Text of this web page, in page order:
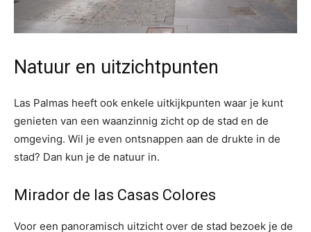
Natuur en uitzichtpunten
Las Palmas heeft ook enkele uitkijkpunten waar je kunt
genieten van een waanzinnig zicht op de stad en de
omgeving. Wil je even ontsnappen aan de drukte in de
stad? Dan kun je de natuur in.
Mirador de las Casas Colores
Voor een panoramisch uitzicht over de stad bezoek je de